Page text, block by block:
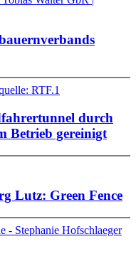
durch
Betrieb gereinigt
Lutz: Green Fence